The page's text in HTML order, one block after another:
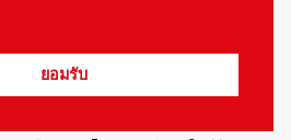
IM Privilege” สิทธิพิเศษสำหรับ
ยอมรับ